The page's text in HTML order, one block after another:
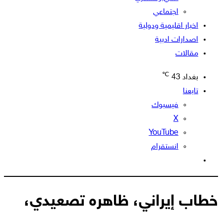
اجتماعي
اخبار اقليمية ودولية
اصدارات ادبية
مقالات
بغداد 43
℃
تابعنا
فيسبوك
‫X
‫YouTube
انستقرام
المظلم
خطاب إيراني، ظاهره تصعيدي،